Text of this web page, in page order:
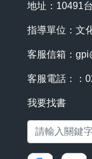
地址：10491
指導單位：文
客服信箱：
客服電話：：
我要找書